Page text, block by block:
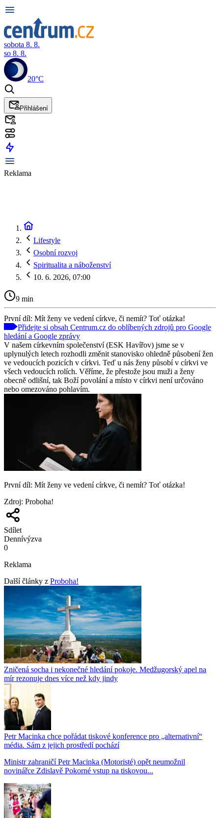
sobota 8. 8.
so 8. 8.
20°C
Přihlášení
Reklama
Lifestyle
Osobní rozvoj
Spiritualita a náboženství
10. 6. 2026, 07:00
9 min
První díl: Mít ženy ve vedení církve, či nemít? Toť otázka!
Přidejte si obsah Centrum.cz do oblíbených zdrojů pro Google
hledání a Google zprávy
V našem církevním společenství (ESK Havířov) jsme se v
uplynulých letech rozhodli změnit stanovisko ohledně působení žen
ve vedoucích pozicích v církvi. Teď u nás ženy působí v církvi ve
všech vedoucích rolích. Věříme, že přestože jsou muži a ženy
obecně odlišní, tak Boží povolání a místo v církvi není určováno
nebo omezováno pohlavím.
První díl: Mít ženy ve vedení církve, či nemít? Toť otázka!
Zdroj: Proboha!
Sdílet
Dennívýzva
0
Reklama
Další články z Proboha!
Zničená socha i nekonečné hledání pokoje. Medžugorský apel na
mír rezonuje dnes více než kdy jindy
Petr Macinka chce pořádat tiskové konference pro „alternativní“
média. Sám z jejich prostředí pochází
Ministr zahraničí Petr Macinka (Motoristé) opět neumožnil
novinářce Zdislavě Pokorné vstup na tiskovou...